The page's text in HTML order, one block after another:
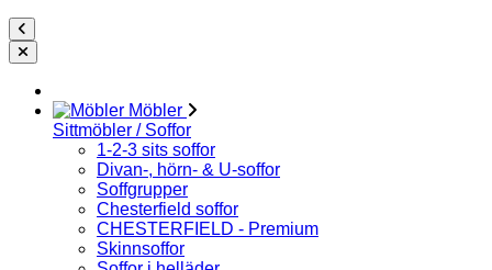
Möbler
Sittmöbler / Soffor
1-2-3 sits soffor
Divan-, hörn- & U-soffor
Soffgrupper
Chesterfield soffor
CHESTERFIELD - Premium
Skinnsoffor